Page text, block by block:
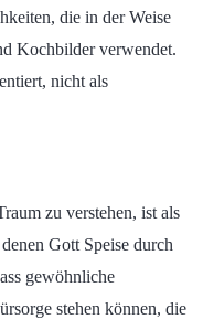
die in der Weise
Kochbilder verwendet.
nicht als
zu verstehen, ist als
Gott Speise durch
gewöhnliche
stehen können, die